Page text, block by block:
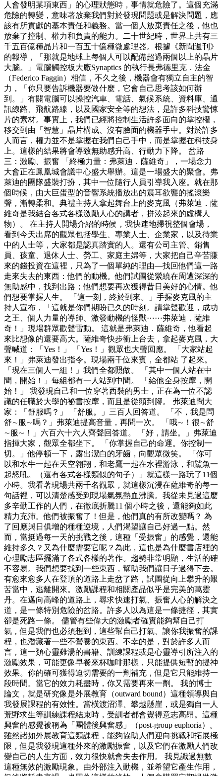
人會發明某項東西」的心理狀態時，事情就危險了。這個充滿
危險的轉變，意味著放棄我們對於發現問題或是解決問題，應
該有所貢獻的基本責任和義務。當一個人放棄責任之後，他也
放棄了控制、權力和負責的能力。二十世紀時，世界上共有三
千五百億種晶片和一百五十億種微處理器。根據《新聞週刊》
的報導，「那就是地球上每個人可以配備超過兩個以上的晶片
大腦。」電腦觸控板大廠Synaptics 的執行長弗德里克．法金
（Federico Faggin）相信，不久之後，機器會有獨立自主的智
力，「你只要告訴機器要做什麼，它會自己思考該如何辦
到。」有關電腦可以操控汽車、電話、氣候系統、資料庫、通
訊線路、飛航路線，以及國家安全等的想法，是許多科技驚悚
片的素材。事實上，我們已經將控制生活許多面向的掌控權，
移交到由「智慧」晶片構成、沒有臉面的機器手中。對於許多
人而言，權力並不是掌握在我們自己手中，而是掌握在科技身
上。這樣的結果將會導致無助感升高、行動力下降。 岔路
三：激勵、振奮 「終極力量：弗萊迪．薩維奇」，一場念力
大會正在鳳凰城會議中心盛大舉辦。這是一場盛大的聚會。弗
萊迪的團隊盛裝打扮，其中一位隨行人員引導我入座。就在那
個時候，由大巨蛋型的音響系統播放出的震耳欲聾的搖滾樂
聲，漸轉柔和。典禮主持人拿起舞台上的麥克風（弗萊迪．薩
維奇是我結合各式各樣激勵人心的講者，拼湊起來的虛構人
物）。 在主持人開場介紹的時候，我快速地掃視整個會場，
看到今天出席的觀眾包括學生、專業人士、企業家，以及待業
中的人士等，大家都是認真踏實的人。還有公司主管、銷售
員、孩童、退休人士、勞工、家庭主婦等，大家把自己辛苦賺
來的錢投資在這裡，只為了一個單純的理由—找回他們這一路
走來失去的東西：他們的動機。他們試圖從縈繞在周遭深深的
無助感中，找到出路；他們想要再次獲得昔日美好的心情。他
們想要掌握人生。 「這一刻，終於到來。」手握麥克風的主
持人宣布，「這就是你們期盼已久的時刻。請掌聲歡迎，成功
之王、個人力量的導師、激發動機的怪獸⋯⋯弗萊迪．薩維
奇！」現場群眾歡聲雷動。 這就是弗萊迪．薩維奇，他看起
來比想像的還要高大。薩維奇快步衝上台去，拿起麥克風，大
聲喊道：「Yes！」 「Yes！」觀眾也大聲回應。 「大家站起
來！」弗萊迪發出指令。現場兩千位來賓，全都站 了起來。
「現在三個人一組！」我們全都照做。 「其中一個人站在中
間，開始！」每組都有一人站到中間。 「給他全身按摩，開
始！」 我發現自己和一位穿著西裝的男士，正在為一位不認
識的任職於大學的祕書按摩，而且是從頭到腳。 弗萊迪問大
家：「舒服嗎？」 「舒服。」三百人回答道。 「不，我是問
舒∼服∼嗎？」弗萊迪提高音量，再問一次。 「哦∼！很∼舒
∼服∼！」六百六十六人齊聲回答道。 「好，請坐。」弗萊迪
指揮大家，觀眾全都坐下。 「你掌握自己的命運。你控制一
切。」他停頓一下，露出潔白的牙齒，向觀眾微笑。 「你可
以和水牛一起在天空翱翔，和老鷹一起在水裡游泳，和鯊魚一
起怒吼。（還有各式各樣類似的句子）」就這樣一路玩了11個
小時。我看著現場共兩千名觀眾，就這樣沉浸在薩維奇的每一
句話裡，可以清楚感受到現場氣氛熱血沸騰。我從未見過這麼
多辛勤工作的人們，在徹底折騰11 個小時之後，還能夠如此
精力充沛。他們被振奮了！但是，他們真的有所改變嗎？ 為
了回應與日俱增的種種逆境，人們渴望讓自己好過一點。然
而，當挺過每一天的挑戰之後，這種「受振奮」的感覺，還能
維持多久？又為什麼需要它呢？為此，這也是為什麼書店裡的
心理勵志區擺滿了各式各樣的著作。趨勢非常明顯，生活的確
不容易。我們想要找到一些東西，幫助我們讓日子過得下去。
有愈來愈多人在登頂的道路上走岔了路，試圖從向上攀升的艱
苦當中，逃離開來。激勵課程和相關產品似乎是完美的萬靈
丹。在邁向高峰的道路上，尋求快速打氣、振奮人心的解決之
道，是一條特別危險的岔路。許多人以為這是一條捷徑，其實
卻是死路一條。 儘管有些偉大的激勵者確實能夠幫自己打
氣，但是我們也必須想到，這些幫自己打氣、讓你我振奮的課
程，也潛藏著一些不營養的東西。不幸的是，對於許多人而
言，這一類心靈雞湯的書籍、訓練課程或是心靈導引所注入的
激勵效果，可能更像早餐來杯咖啡那樣，只能提供短暫的提神
效果。你的確可獲得迫切需要的一劑補充，但是它只能維持一
段時間。當它的效力耗盡時，你又需要再來一劑。 我的博士
論文，就是研究像是外展教育（outward bound）這種領導與自
我發展課程的有效性。當橫渡沼澤、攀越懸崖，或是獨自一人
荒野求生等訓練課程結束時，受訓者都會覺得意志高昂。這種
興奮的感覺被稱為「團體後興奮感」（post-group euphoria）。
雖然諸如外展教育這類課程，能夠協助人們迎向挑戰和拓展極
限，但是我發現這種外來的激勵振奮，以及它們在激勵人們改
變自己的人生方面，效力很快就會失去作用。 我見識過無數
這種無效的激勵現象。由外部注入動機，並希望它產生作用，